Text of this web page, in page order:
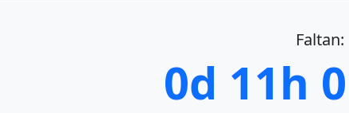
Faltan:
0d 11h